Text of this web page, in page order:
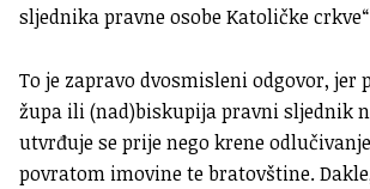
sljednika pravne osobe Katoličke
To je zapravo dvosmisleni odgovor, jer
župa ili (nad)biskupija pravni sljednik
utvrđuje se prije nego krene
povratom imovine te bratovštine.